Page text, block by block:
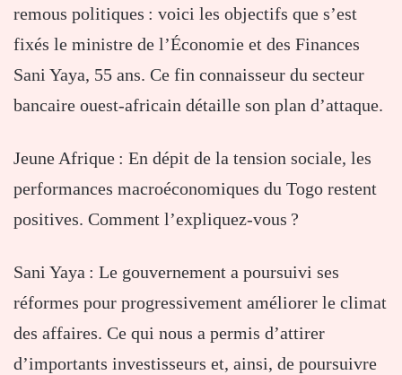
remous politiques : voici les objectifs que s’est
fixés le ministre de l’Économie et des Finances
Sani Yaya, 55 ans. Ce fin connaisseur du secteur
bancaire ouest-africain détaille son plan d’attaque.
Jeune Afrique : En dépit de la tension sociale, les
performances macroéconomiques du Togo restent
positives. Comment l’expliquez-vous ?
Sani Yaya : Le gouvernement a poursuivi ses
réformes pour progressivement améliorer le climat
des affaires. Ce qui nous a permis d’attirer
d’importants investisseurs et, ainsi, de poursuivre